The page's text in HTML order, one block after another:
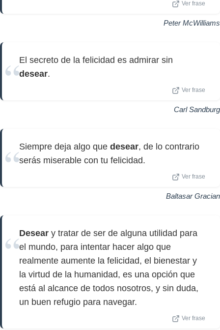
Ver frase
Peter McWilliams
El secreto de la felicidad es admirar sin
desear.
Ver frase
Carl Sandburg
Siempre deja algo que desear, de lo contrario
serás miserable con tu felicidad.
Ver frase
Baltasar Gracian
Desear y tratar de ser de alguna utilidad para
el mundo, para intentar hacer algo que
realmente aumente la felicidad, el bienestar y
la virtud de la humanidad, es una opción que
está al alcance de todos nosotros, y sin duda,
un buen refugio para navegar.
Ver frase